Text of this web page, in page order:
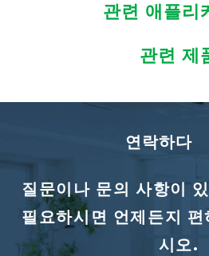
관련 애플리
관련 제
연락하다
질문이나 문의 사항이
필요하시면 언제든지
시오.